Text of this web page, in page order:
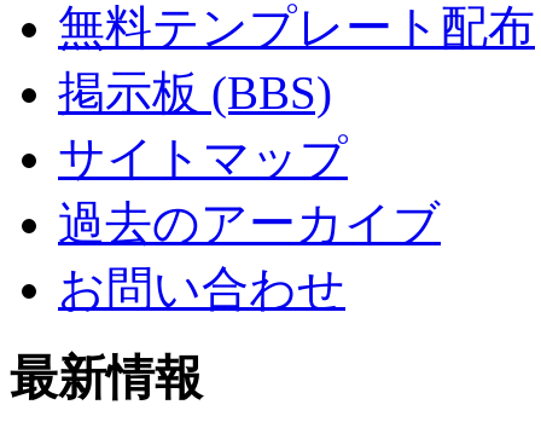
無料テンプレート配布
掲示板 (BBS)
サイトマップ
過去のアーカイブ
お問い合わせ
最新情報